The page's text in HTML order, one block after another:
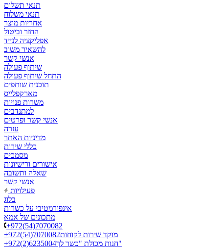
תנאי תשלום
תנאי משלוח
אחריות מוצר
החזר וביטול
אפליקציה לנייד
להשאיר משוב
אנשי קשר
שיתוף פעולה
התחל שיתוף פעולה
תוכנית שותפים
מארקפלייס
משרות פנויות
למתנדבים
אנשי קשר ופרטים
עזרה
מדיניות האתר
כללי שירות
מסמכים
אישורים ורישיונות
שאלה ותשובה
אנשי קשר
פעילויות
בלוג
אינפורמטיבי על כשרות
מתכונים של אמא
+972(54)7070082
+972(54)7070082מוקד שירות לקוחות
+972(2)6235004
חנות מכולת "כשר לך"